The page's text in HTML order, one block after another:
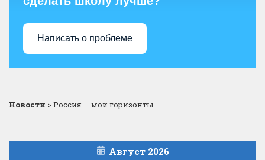
Написать о проблеме
Новости >Россия — мои горизонты
Август 2026